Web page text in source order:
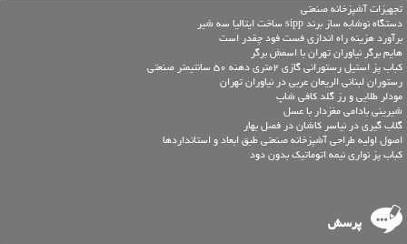
تجهیزات آشپزخانه صنعتی
دستگاه نوشابه ساز برند sipp ساخت ایتالیا سه شیر
برآورد هزینه راه اندازی فست فود چقدر است
هایم برگر نیاوران تهران با اسمش برگر
کباب پز استیل رستورانی گازی 2متری دهنه 50 سانتیمتر صنعتی
رستوران لبنانی الریعان عربی در نیاوران تهران
مودلر طلایی و رز گلد کافی شاپ
شیرینی بادامی مغزدار با عسل
گلاب گیری در نیاسر کاشان در فصل بهار
اصول اولیه طراحی آشپزخانه صنعتی طبق ابعاد و استانداردها
کباب پز نواری نیمه اتوماتیک بدون دود
پرسش